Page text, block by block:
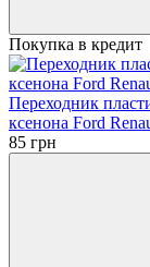
Покупка в кредит
Переходник
ксенона Ford
85 грн